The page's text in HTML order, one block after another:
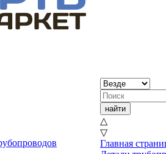
△
▽
Главная